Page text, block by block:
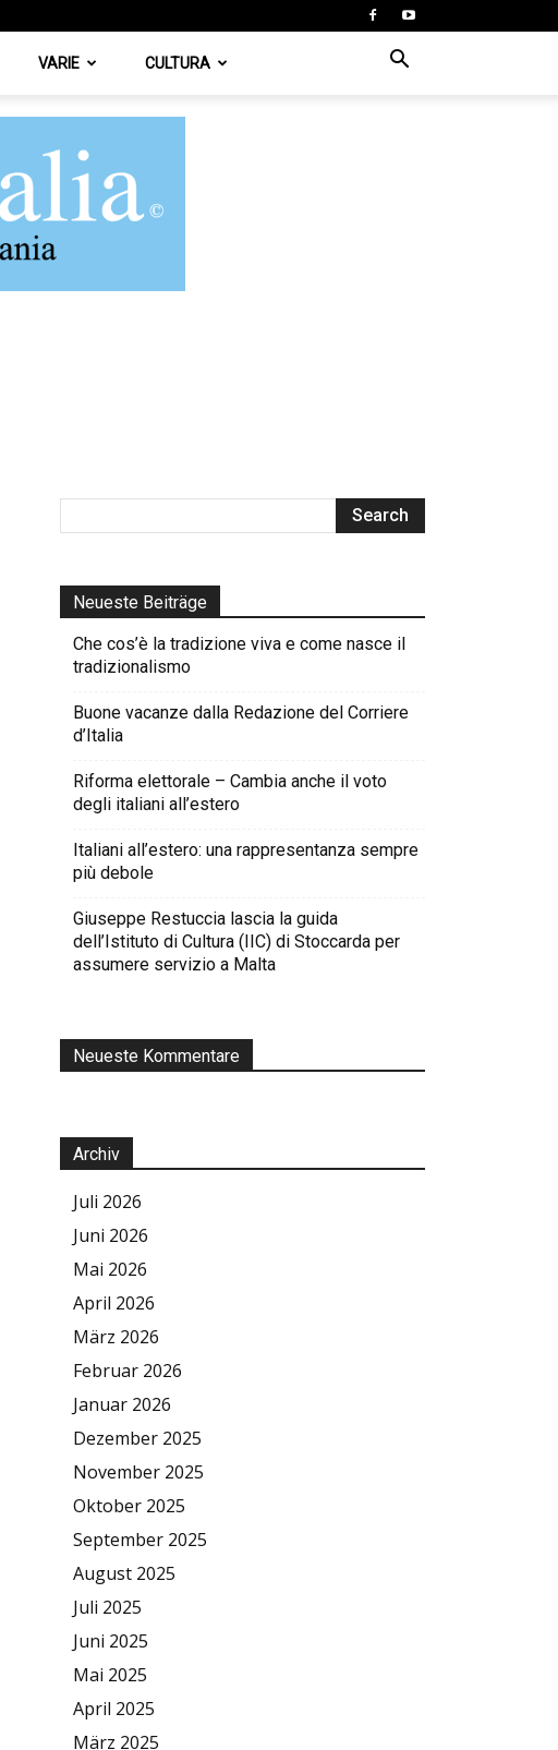
VARIE CULTURA
Neueste Beiträge
Che cos’è la tradizione viva e come nasce il
tradizionalismo
Buone vacanze dalla Redazione del Corriere
d’Italia
Riforma elettorale – Cambia anche il voto
degli italiani all’estero
Italiani all’estero: una rappresentanza sempre
più debole
Giuseppe Restuccia lascia la guida
dell’Istituto di Cultura (IIC) di Stoccarda per
assumere servizio a Malta
Neueste Kommentare
Archiv
Juli 2026
Juni 2026
Mai 2026
April 2026
März 2026
Februar 2026
Januar 2026
Dezember 2025
November 2025
Oktober 2025
September 2025
August 2025
Juli 2025
Juni 2025
Mai 2025
April 2025
März 2025